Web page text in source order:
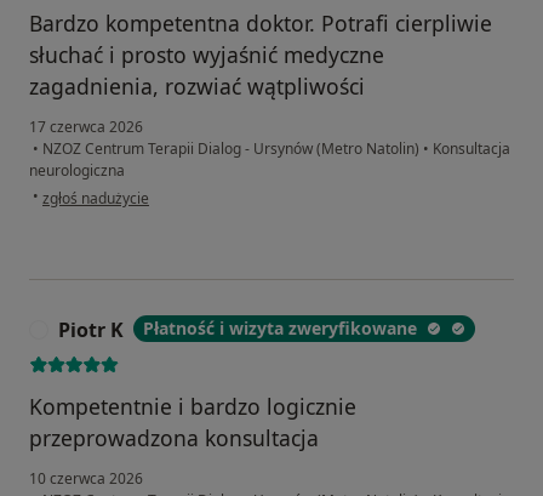
Bardzo kompetentna doktor. Potrafi cierpliwie
słuchać i prosto wyjaśnić medyczne
zagadnienia, rozwiać wątpliwości
17 czerwca 2026
• NZOZ Centrum Terapii Dialog - Ursynów (Metro Natolin) • Konsultacja
neurologiczna
• w opinii użytkownika Szymon
zgłoś nadużycie
Piotr K Płatność i wizyta zweryfikowane
Kompetentnie i bardzo logicznie
przeprowadzona konsultacja
10 czerwca 2026